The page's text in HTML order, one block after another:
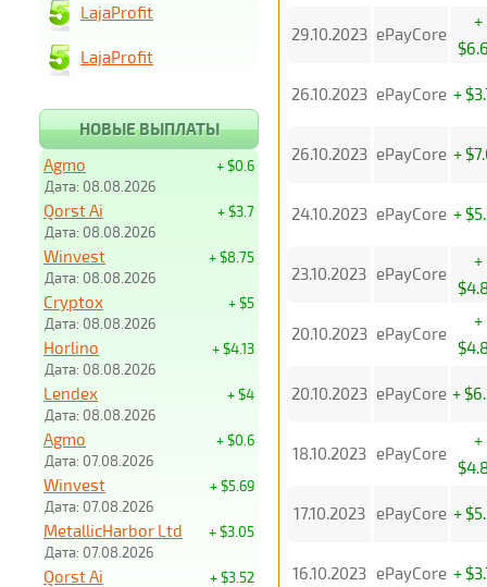
29.10.2023 ePayCore
+
26.10.2023 ePayCore +
26.10.2023 ePayCore +
24.10.2023 ePayCore +
23.10.2023 ePayCore
+
20.10.2023 ePayCore
+
20.10.2023 ePayCore +
18.10.2023 ePayCore
+
17.10.2023 ePayCore +
16.10.2023 ePayCore +
LajaProfit
LajaProfit
НОВЫЕ ВЫПЛАТЫ
+ $0.6
Agmo
Дата: 08.08.2026
+ $3.7
Qorst Ai
Дата: 08.08.2026
+ $8.75
Winvest
Дата: 08.08.2026
+ $5
Cryptox
Дата: 08.08.2026
+ $4.13
Horlino
Дата: 08.08.2026
+ $4
Lendex
Дата: 08.08.2026
+ $0.6
Agmo
Дата: 07.08.2026
+ $5.69
Winvest
Дата: 07.08.2026
+ $3.05
MetallicHarbor Ltd
Дата: 07.08.2026
+ $3.52
Qorst Ai